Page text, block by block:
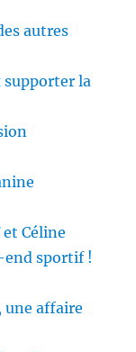
autres
supporter la
Céline
end sportif !
une affaire